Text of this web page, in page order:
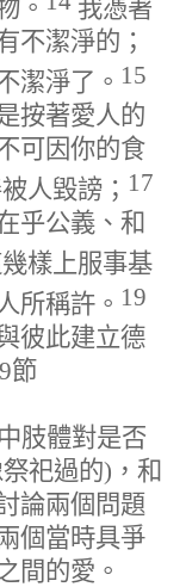
。
我憑著
不潔淨的；
潔淨了。 15
按著愛人的
可因你的食
人毀謗； 17
乎公義、和
樣上服事基
所稱許。 19
彼此建立德
節
肢體對是否
祀過的)，和
論兩個問題
個當時具爭
間的愛。